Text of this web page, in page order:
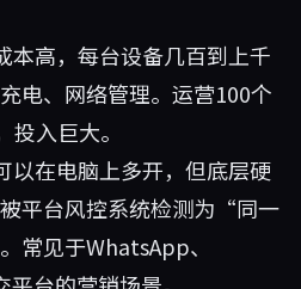
本高，每台设备几百到上千
电、网络管理。运营100个
入巨大。
以在电脑上多开，但底层硬
平台风控系统检测为“同一
常见于WhatsApp、